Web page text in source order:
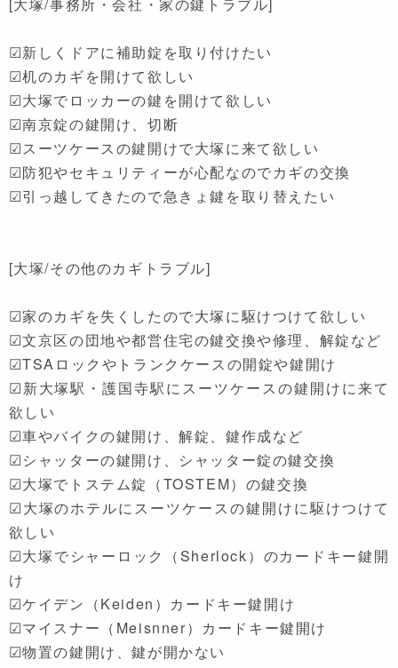
☑新しくドアに補助錠を取り付けたい
☑机のカギを開けて欲しい
☑大塚でロッカーの鍵を開けて欲しい
☑南京錠の鍵開け、切断
☑スーツケースの鍵開けで大塚に来て欲しい
☑防犯やセキュリティーが心配なのでカギの交換
☑引っ越してきたので急きょ鍵を取り替えたい
[大塚/その他のカギトラブル]
☑家のカギを失くしたので大塚に駆けつけて欲しい
☑文京区の団地や都営住宅の鍵交換や修理、解錠など
☑TSAロックやトランクケースの開錠や鍵開け
☑新大塚駅・護国寺駅にスーツケースの鍵開けに来て
欲しい
☑車やバイクの鍵開け、解錠、鍵作成など
☑シャッターの鍵開け、シャッター錠の鍵交換
☑大塚でトステム錠（TOSTEM）の鍵交換
☑大塚のホテルにスーツケースの鍵開けに駆けつけて
欲しい
☑大塚でシャーロック（Sherlock）のカードキー鍵開
け
☑ケイデン（Keiden）カードキー鍵開け
☑マイスナー（Meisnner）カードキー鍵開け
☑物置の鍵開け、鍵が開かない